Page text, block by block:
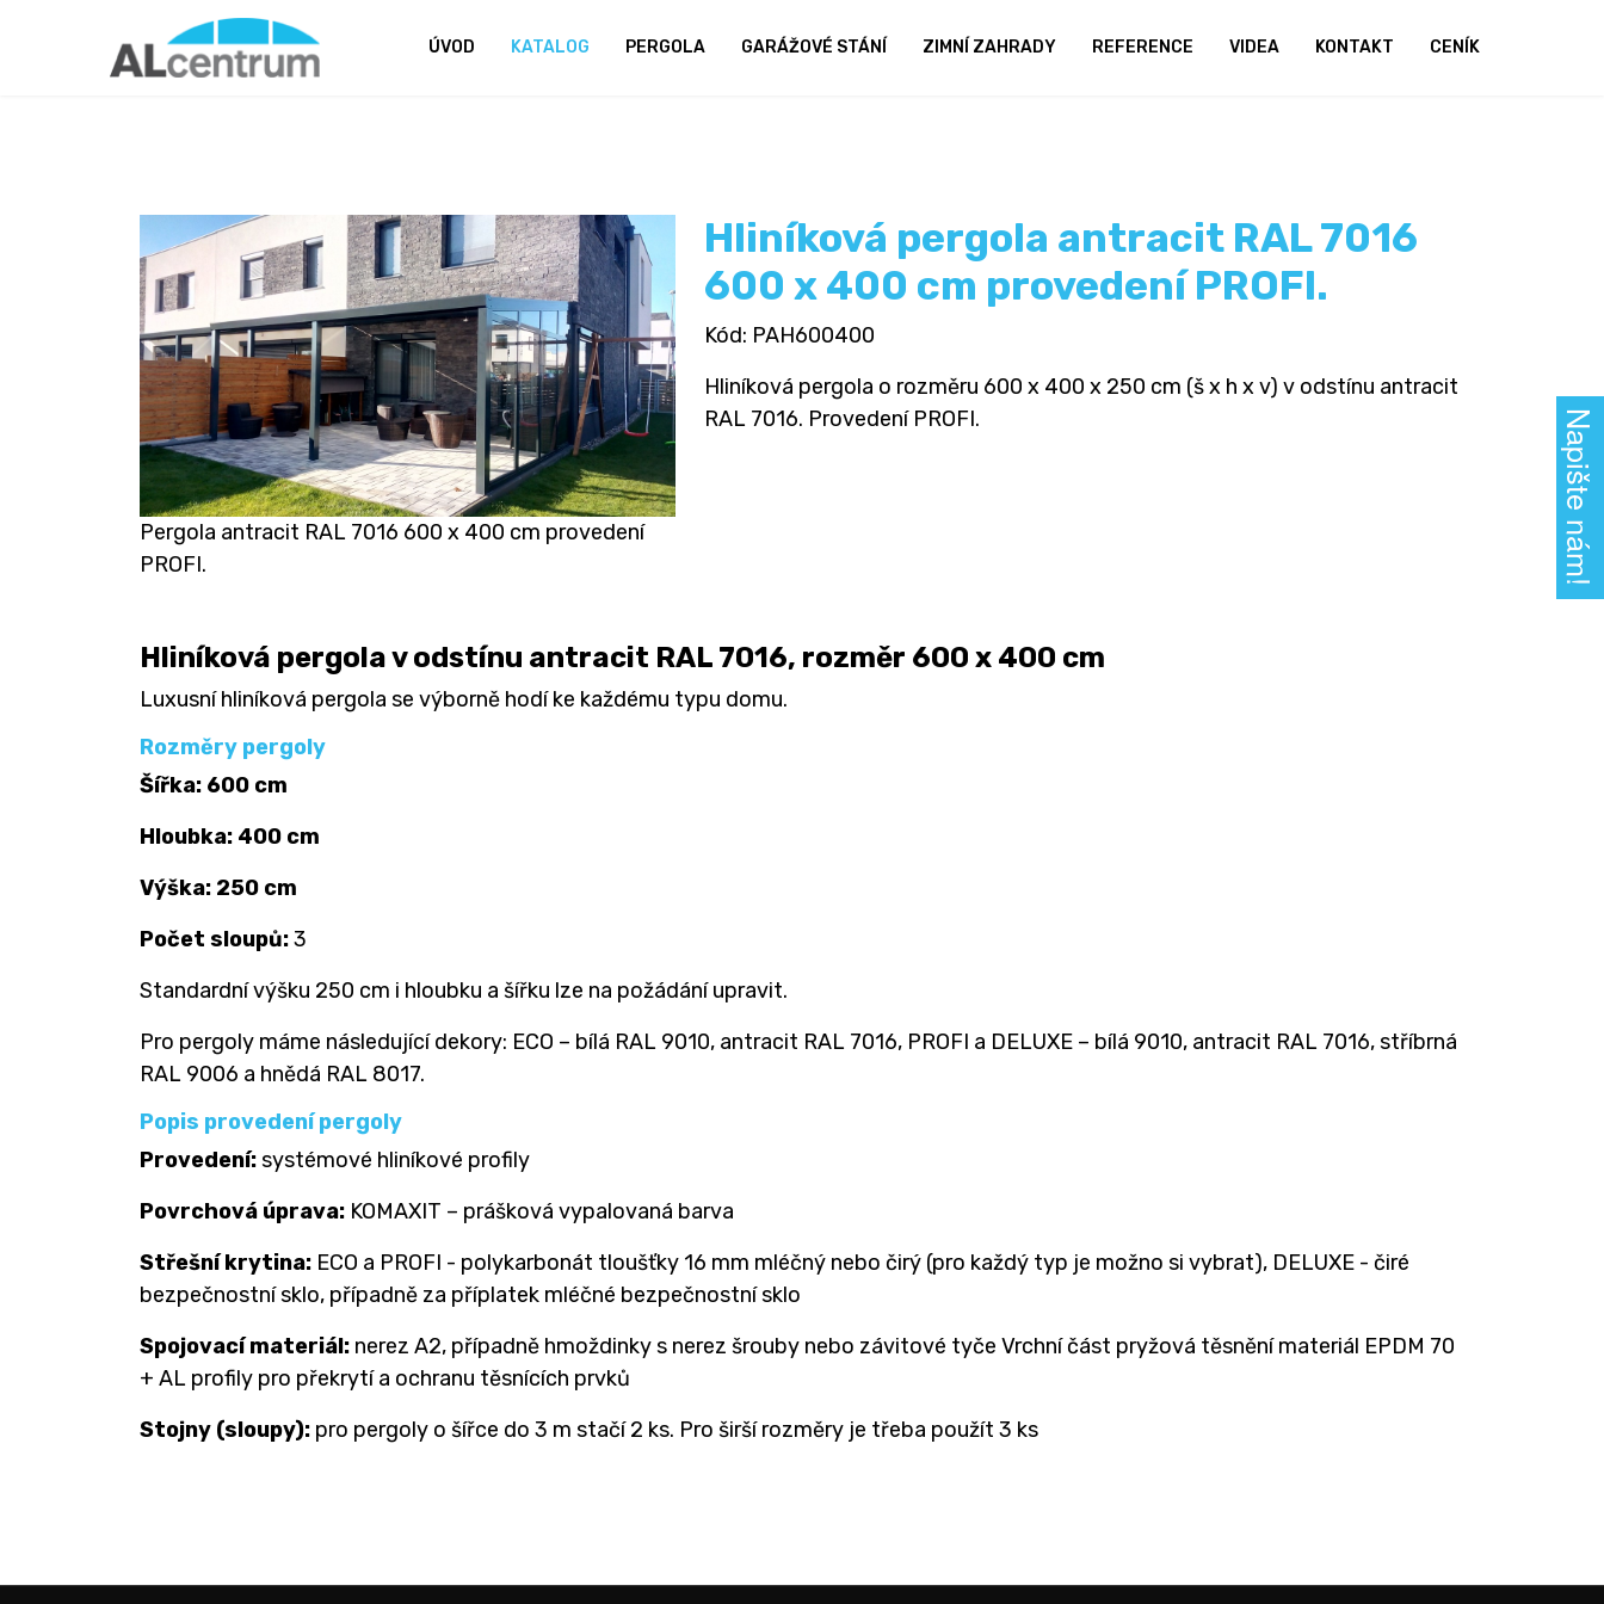
ÚVOD KATALOG PERGOLA GARÁŽOVÉ STÁNÍ ZIMNÍ ZAHRADY REFERENCE VIDEA KONTAKT CENÍK
Pergola antracit RAL 7016 600 x 400 cm provedení
PROFI.
Hliníková pergola antracit RAL 7016
600 x 400 cm provedení PROFI.
Kód: PAH600400
Hliníková pergola o rozměru 600 x 400 x 250 cm (š x h x v) v odstínu antracit
RAL 7016. Provedení PROFI.
Hliníková pergola v odstínu antracit RAL 7016, rozměr 600 x 400 cm
Luxusní hliníková pergola se výborně hodí ke každému typu domu.
Rozměry pergoly
Šířka: 600 cm
Hloubka: 400 cm
Výška: 250 cm
Počet sloupů:3
Standardní výšku 250 cm i hloubku a šířku lze na požádání upravit.
Pro pergoly máme následující dekory: ECO – bílá RAL 9010, antracit RAL 7016, PROFI a DELUXE – bílá 9010, antracit RAL 7016, stříbrná
RAL 9006 a hnědá RAL 8017.
Popis provedení pergoly
Provedení:systémové hliníkové profily
Povrchová úprava: KOMAXIT – prášková vypalovaná barva
Střešní krytina: ECO a PROFI - polykarbonát tloušťky 16 mm mléčný nebo čirý (pro každý typ je možno si vybrat), DELUXE - čiré
bezpečnostní sklo, případně za příplatek mléčné bezpečnostní sklo
Spojovací materiál: nerez A2, případně hmoždinky s nerez šrouby nebo závitové tyče Vrchní část pryžová těsnění materiál EPDM 70
+ AL profily pro překrytí a ochranu těsnících prvků
Stojny (sloupy): pro pergoly o šířce do 3 m stačí 2 ks. Pro širší rozměry je třeba použít 3 ks
Napište nám!